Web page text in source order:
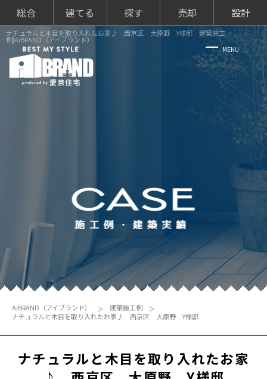
総合 建てる 探す 売却 設計
ナチュラルと木目を取り入れたお家♪ 西京区 大原野 Y様邸 建築施工
例|AiBRAND（アイブランド）
AiBRAND（アイブランド）
建築施工例
ナチュラルと木目を取り入れたお家♪ 西京区 大原野 Y様邸
ナチュラルと木目を取り入れたお家